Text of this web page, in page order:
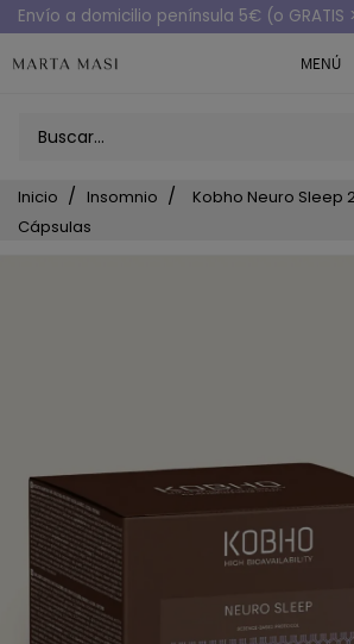
Envío a domicilio península 5€ (o GRATIS
MENÚ
Inicio Insomnio
Kobho Neuro Sleep
Cápsulas